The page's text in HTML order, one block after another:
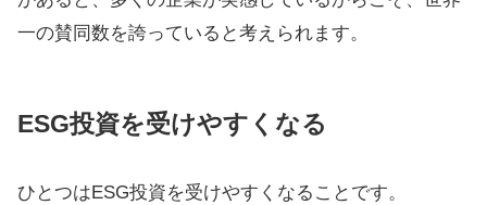
一の賛同数を誇っていると考えられます。
ESG投資を受けやすくなる
ひとつはESG投資を受けやすくなることです。